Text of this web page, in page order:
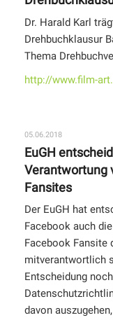
Dr. Harald Karl
Drehbuchklausur
Thema
http://www.film-
05.06.2018
EuGH
Verantwortung
Fansites
Der EuGH hat
Facebook auch
Facebook Fansite
mitverantwortlich
Entscheidung
davon